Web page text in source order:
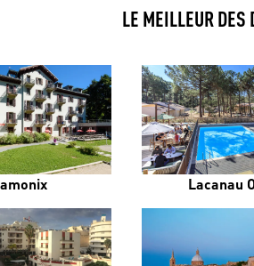
LE MEILLEUR DES
Lacanau